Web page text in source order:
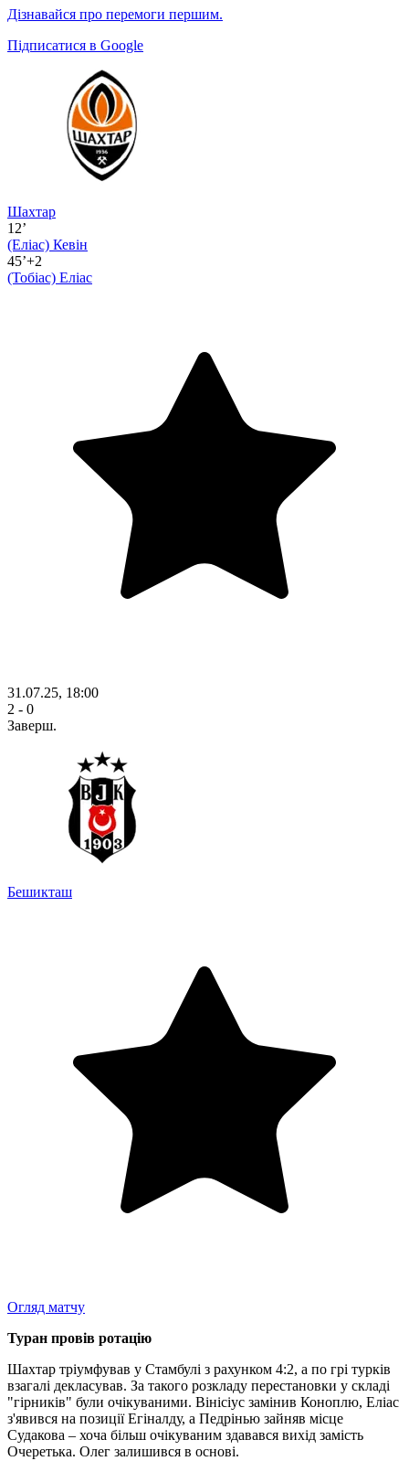
Дізнавайся про перемоги першим.
Підписатися в Google
Шахтар
12’
(Еліас) Кевін
45’+2
(Тобіас) Еліас
31.07.25, 18:00
2 - 0
Заверш.
Бешикташ
Огляд матчу
Туран провів ротацію
Шахтар тріумфував у Стамбулі з рахунком 4:2, а по грі турків
взагалі декласував. За такого розкладу перестановки у складі
"гірників" були очікуваними. Вінісіус замінив Коноплю, Еліас
з'явився на позиції Егіналду, а Педрінью зайняв місце
Судакова – хоча більш очікуваним здавався вихід замість
Очеретька. Олег залишився в основі.